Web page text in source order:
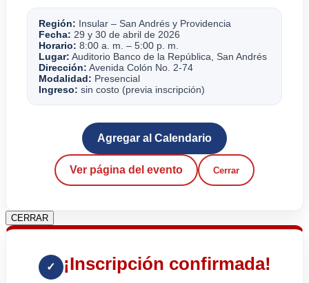
Región: Insular – San Andrés y Providencia
Fecha: 29 y 30 de abril de 2026
Horario: 8:00 a. m. – 5:00 p. m.
Lugar: Auditorio Banco de la República, San Andrés
Dirección: Avenida Colón No. 2-74
Modalidad: Presencial
Ingreso: sin costo (previa inscripción)
Agregar al Calendario
Ver página del evento Cerrar
CERRAR
✓ ¡Inscripción confirmada!